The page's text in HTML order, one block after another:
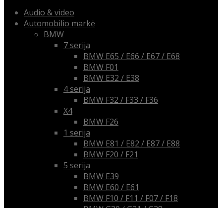
Audio & video
Automobilio markė
BMW
7 serija
BMW E65 / E66 / E67 / E68
BMW F01
BMW E32 / E38
4 serija
BMW F32 / F33 / F36
X4
BMW F26
1 serija
BMW E81 / E82 / E87 / E88
BMW F20 / F21
5 serija
BMW E39
BMW E60 / E61
BMW F10 / F11 / F07 / F18